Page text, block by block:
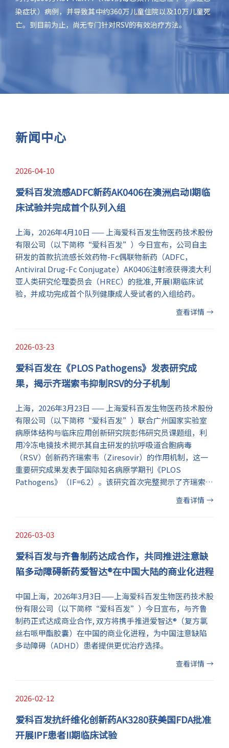
染症状）病例，并导致其中约360万儿童住院以及10万儿童死
亡。到目前为止，尚无专门针对RSV的有效治疗方法。
6.3%。ADHD整体患病率较高，但儿童ADHD就诊率仅有
10%。
万人。IPF起病隐匿，之后病程持续进展、不可预测和不可逆
转，患者中位生存时间仅3-5年，五年生存率估计约为20%，
甚至低于许多类型的癌症的生存率。现有的两种治疗药物耐受
性差，有副作用（如胃肠不耐受、光毒性和肝毒性 ），可能导
2020年，全球约有2.18亿COPD患者，其中中国就有1.14亿左
右患者。近年来，中国COPD患者患病率呈上升趋势，在老年
人中更是如此，预计到2030年将增至1.53亿患者。COPD目前
尚无根治方法，现有药物主要依赖于支气管扩张剂，但仅能缓
新闻中心
2026-04-10
爱科百发流感ADFC新药AK0406在澳洲启动I期临
床试验并完成首个队列入组
上海，2026年4月10日 —— 上海爱科百发生物医药技术股份
有限公司（以下简称“爱科百发”）今日宣布，公司自主
研发的首款抗流感长效药物-Fc偶联物新药（ADFC，
Antiviral Drug-Fc Conjugate）AK0406注射液获得澳大利
亚人类研究伦理委员会（HREC）的批准, 开展I期临床试
验，并成功完成首个队列健康成人受试者的入组给药。
查看详情 →
2026-03-23
爱科百发在《PLOS Pathogens》发表研究成
果，揭示齐瑞索韦抑制RSV的分子机制
​上海，2026年3月23日 —— 上海爱科百发生物医药技术股份
有限公司（以下简称“爱科百发”）联合广州国家实验室
病原体结构与临床应用创新研究院彭伟研究员课题组，利
用冷冻电镜技术揭示其自主研发的抗呼吸道合胞病毒
（RSV）创新药齐瑞索韦（Ziresovir）的作用机制，这一
重要研究成果发表于国际知名病原学期刊《PLOS
Pathogens》（IF=6.2）。该研究首次完整揭示了齐瑞索韦
查看详情 →
2026-03-03
爱科百发与齐鲁制药达成合作，共同推进注意缺
陷多动障碍新药爱智达®在中国大陆的商业化进程
中国上海，2026年3月3日——上海爱科百发生物医药技术股
份有限公司（以下简称“爱科百发”）今日宣布，与齐鲁
制药正式达成商业合作, 双方将携手推进爱智达®（复方氯
丝右哌甲酯胶囊）在中国的商业化进程，为中国注意缺陷
多动障碍（ADHD）患者提供更优治疗选择。
查看详情 →
2026-02-12
爱科百发抗纤维化创新药AK3280获美国FDA批准
开展IPF患者II期临床试验